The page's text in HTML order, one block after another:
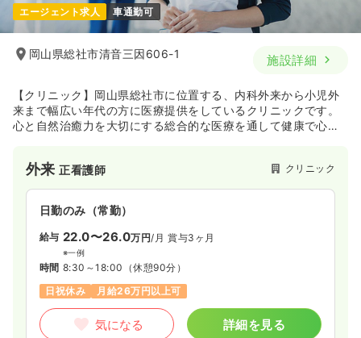
エージェント求人 車通勤可
岡山県総社市清音三因606-1 施設詳細
【クリニック】岡山県総社市に位置する、内科外来から小児外
来まで幅広い年代の方に医療提供をしているクリニックです。
心と自然治癒力を大切にする総合的な医療を通して健康で心豊
外来正看護師 クリニック
日勤のみ（常勤）
給与 22.0〜26.0万円/月 賞与3ヶ月
※一例
時間 8:30～18:00 （休憩90分）
日祝休み
月給26万円以上可
気になる 詳細を見る